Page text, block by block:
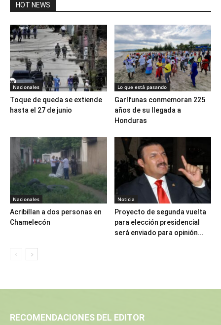
HOT NEWS
Nacionales
Toque de queda se extiende
hasta el 27 de junio
Lo que está pasando
Garífunas conmemoran 225
años de su llegada a
Honduras
Nacionales
Acribillan a dos personas en
Chamelecón
Noticia
Proyecto de segunda vuelta
para elección presidencial
será enviado para opinión...
RECOMENDACIONES DEL EDITOR